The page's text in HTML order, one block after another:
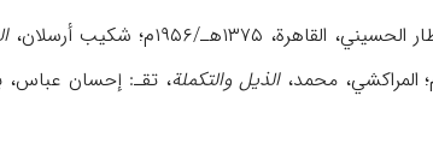
۱۳۷۵هـ/۱۹۵۶م؛ شكیب أرسلان،
الذیل والتكملة، تقـ: إحسان عباس، بیروت، ۱۹۷۳م؛ المقري